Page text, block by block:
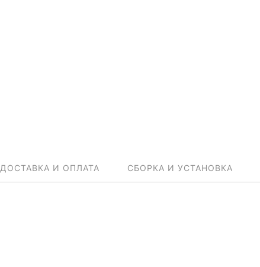
ДОСТАВКА И ОПЛАТА СБОРКА И УСТАНОВКА